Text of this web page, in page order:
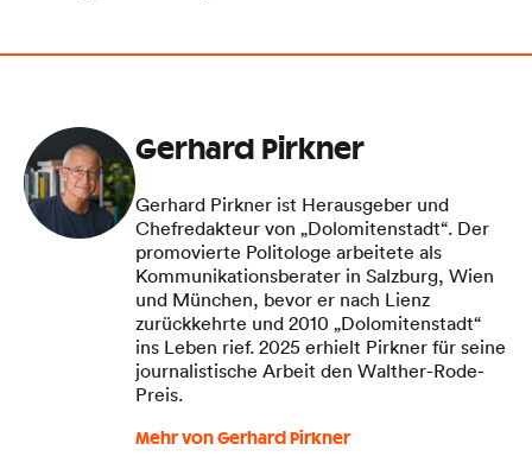
Gerhard Pirkner
Gerhard Pirkner ist Herausgeber und
Chefredakteur von „Dolomitenstadt“. Der
promovierte Politologe arbeitete als
Kommunikationsberater in Salzburg, Wien
und München, bevor er nach Lienz
zurückkehrte und 2010 „Dolomitenstadt“
ins Leben rief. 2025 erhielt Pirkner für seine
journalistische Arbeit den Walther-Rode-
Preis.
Mehr von Gerhard Pirkner